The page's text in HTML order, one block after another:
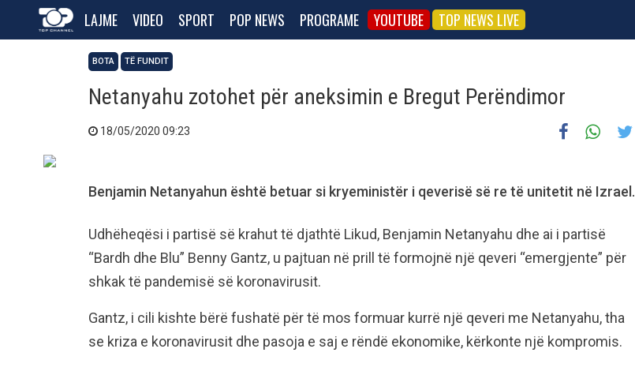
LAJME VIDEO SPORT POP NEWS PROGRAME YOUTUBE TOP NEWS LIVE
BOTA TË FUNDIT
Netanyahu zotohet për aneksimin e Bregut Perëndimor
18/05/2020 09:23
Benjamin Netanyahun është betuar si kryeministër i qeverisë së re të unitetit në Izrael.
Udhëheqësi i partisë së krahut të djathtë Likud, Benjamin Netanyahu dhe ai i partisë
“Bardh dhe Blu” Benny Gantz, u pajtuan në prill të formojnë një qeveri “emergjente” për
shkak të pandemisë së koronavirusit.
Gantz, i cili kishte bërë fushatë për të mos formuar kurrë një qeveri me Netanyahu, tha
se kriza e koronavirusit dhe pasoja e saj e rëndë ekonomike, kërkonte një kompromis.